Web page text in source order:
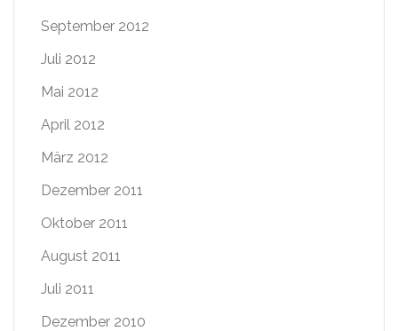
September 2012
Juli 2012
Mai 2012
April 2012
März 2012
Dezember 2011
Oktober 2011
August 2011
Juli 2011
Dezember 2010